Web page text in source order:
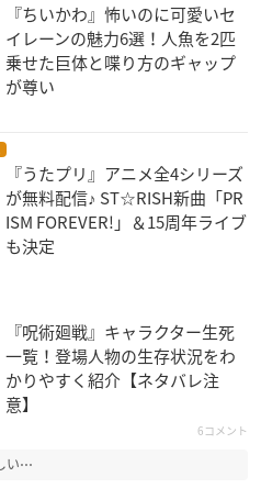
『ちいかわ』怖いのに可愛いセ
イレーンの魅力6選！人魚を2匹
乗せた巨体と喋り方のギャップ
が尊い
『うたプリ』アニメ全4シリーズ
が無料配信♪ ST☆RISH新曲「PR
ISM FOREVER!」＆15周年ライブ
も決定
『呪術廻戦』キャラクター生死
一覧！登場人物の生存状況をわ
かりやすく紹介【ネタバレ注
意】
6コメント
い⋯